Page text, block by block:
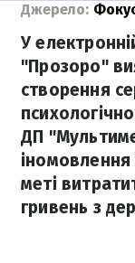
Джерело:
У
"Прозоро"
створення
ДП
меті
гривень з